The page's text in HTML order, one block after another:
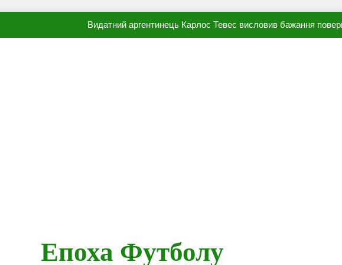
Видатний аргентинець Карлос Тевес висловив бажання
Епоха Футболу